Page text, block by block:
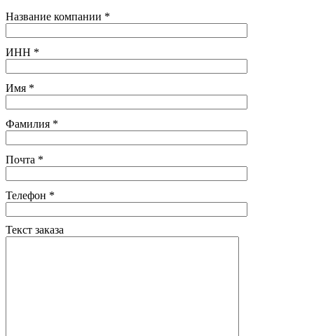
Название компании *
ИНН *
Имя *
Фамилия *
Почта *
Телефон *
Текст заказа